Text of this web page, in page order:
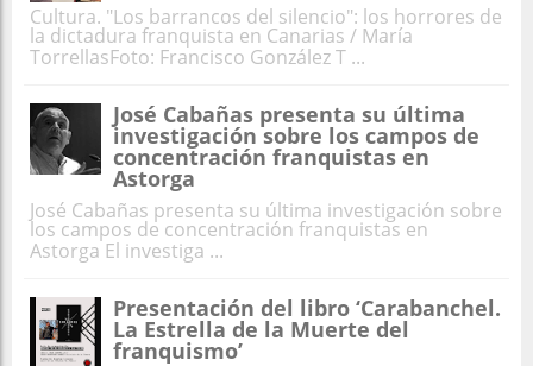
Cultura. "Los barrancos del silencio": los horrores de
la dictadura franquista en Canarias / María
TorrellasFoto: Francisco González T ...
José Cabañas presenta su última
investigación sobre los campos de
concentración franquistas en
Astorga
José Cabañas presenta su última investigación sobre
los campos de concentración franquistas en
Astorga El investiga ...
Presentación del libro ‘Carabanchel.
La Estrella de la Muerte del
franquismo’